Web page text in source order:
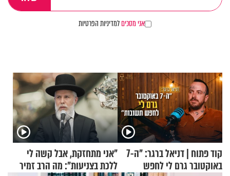
אני מסכיםלמדיניות הפרטיות
קוד פתוח | דניאל ברגר: "ה-7
באוקטובר גרם לי לחפש
"אני מתחזקת, אבל קשה לי
ללכת בצניעות": מה הרב זמיר